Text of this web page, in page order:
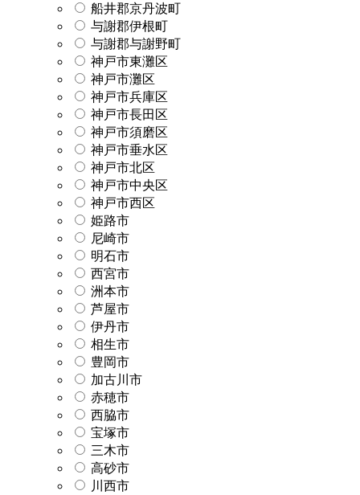
船井郡京丹波町
与謝郡伊根町
与謝郡与謝野町
神戸市東灘区
神戸市灘区
神戸市兵庫区
神戸市長田区
神戸市須磨区
神戸市垂水区
神戸市北区
神戸市中央区
神戸市西区
姫路市
尼崎市
明石市
西宮市
洲本市
芦屋市
伊丹市
相生市
豊岡市
加古川市
赤穂市
西脇市
宝塚市
三木市
高砂市
川西市